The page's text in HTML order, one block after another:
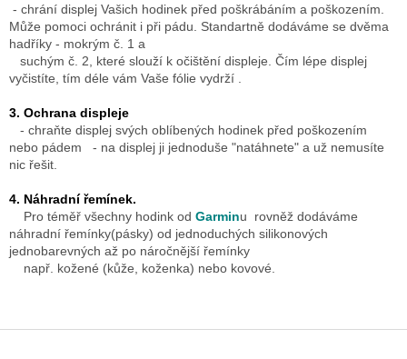
u
- chrání displej Vašich hodinek před poškrábáním a poškozením.
Může pomoci ochránit i při pádu. Standartně dodáváme se dvěma
hadříky - mokrým č. 1 a
suchým č. 2, které slouží k očištění displeje. Čím lépe displej
vyčistíte, tím déle vám Vaše fólie vydrží .
3. Ochrana displeje
- chraňte displej svých oblíbených hodinek před poškozením
nebo pádem - na displej ji jednoduše "natáhnete" a už nemusíte
nic řešit.
4. Náhradní řemínek.
Pro téměř všechny hodink od Garminu rovněž dodáváme
náhradní řemínky(pásky) od jednoduchých silikonových
jednobarevných až po náročnější řemínky
např. kožené (kůže, koženka) nebo kovové.